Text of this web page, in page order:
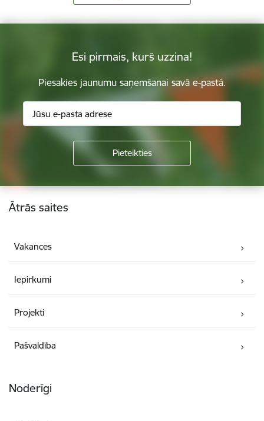
Esi pirmais, kurš uzzina!
Piesakies jaunumu saņemšanai savā e-pastā.
Kājene
Ātrās saites
Vakances
Iepirkumi
Projekti
Pašvaldība
Noderīgi